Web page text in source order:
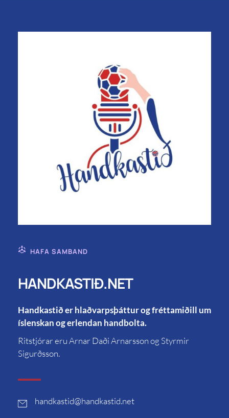
HAFA SAMBAND
HANDKASTIÐ.NET
Handkastið er hlaðvarpsþáttur og fréttamiðill um
íslenskan og erlendan handbolta.
Ritstjórar eru Arnar Daði Arnarsson og Styrmir
Sigurðsson.
handkastid@handkastid.net